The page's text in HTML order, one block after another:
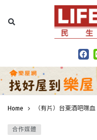
Home （有片）台東酒吧喋
合作媒體